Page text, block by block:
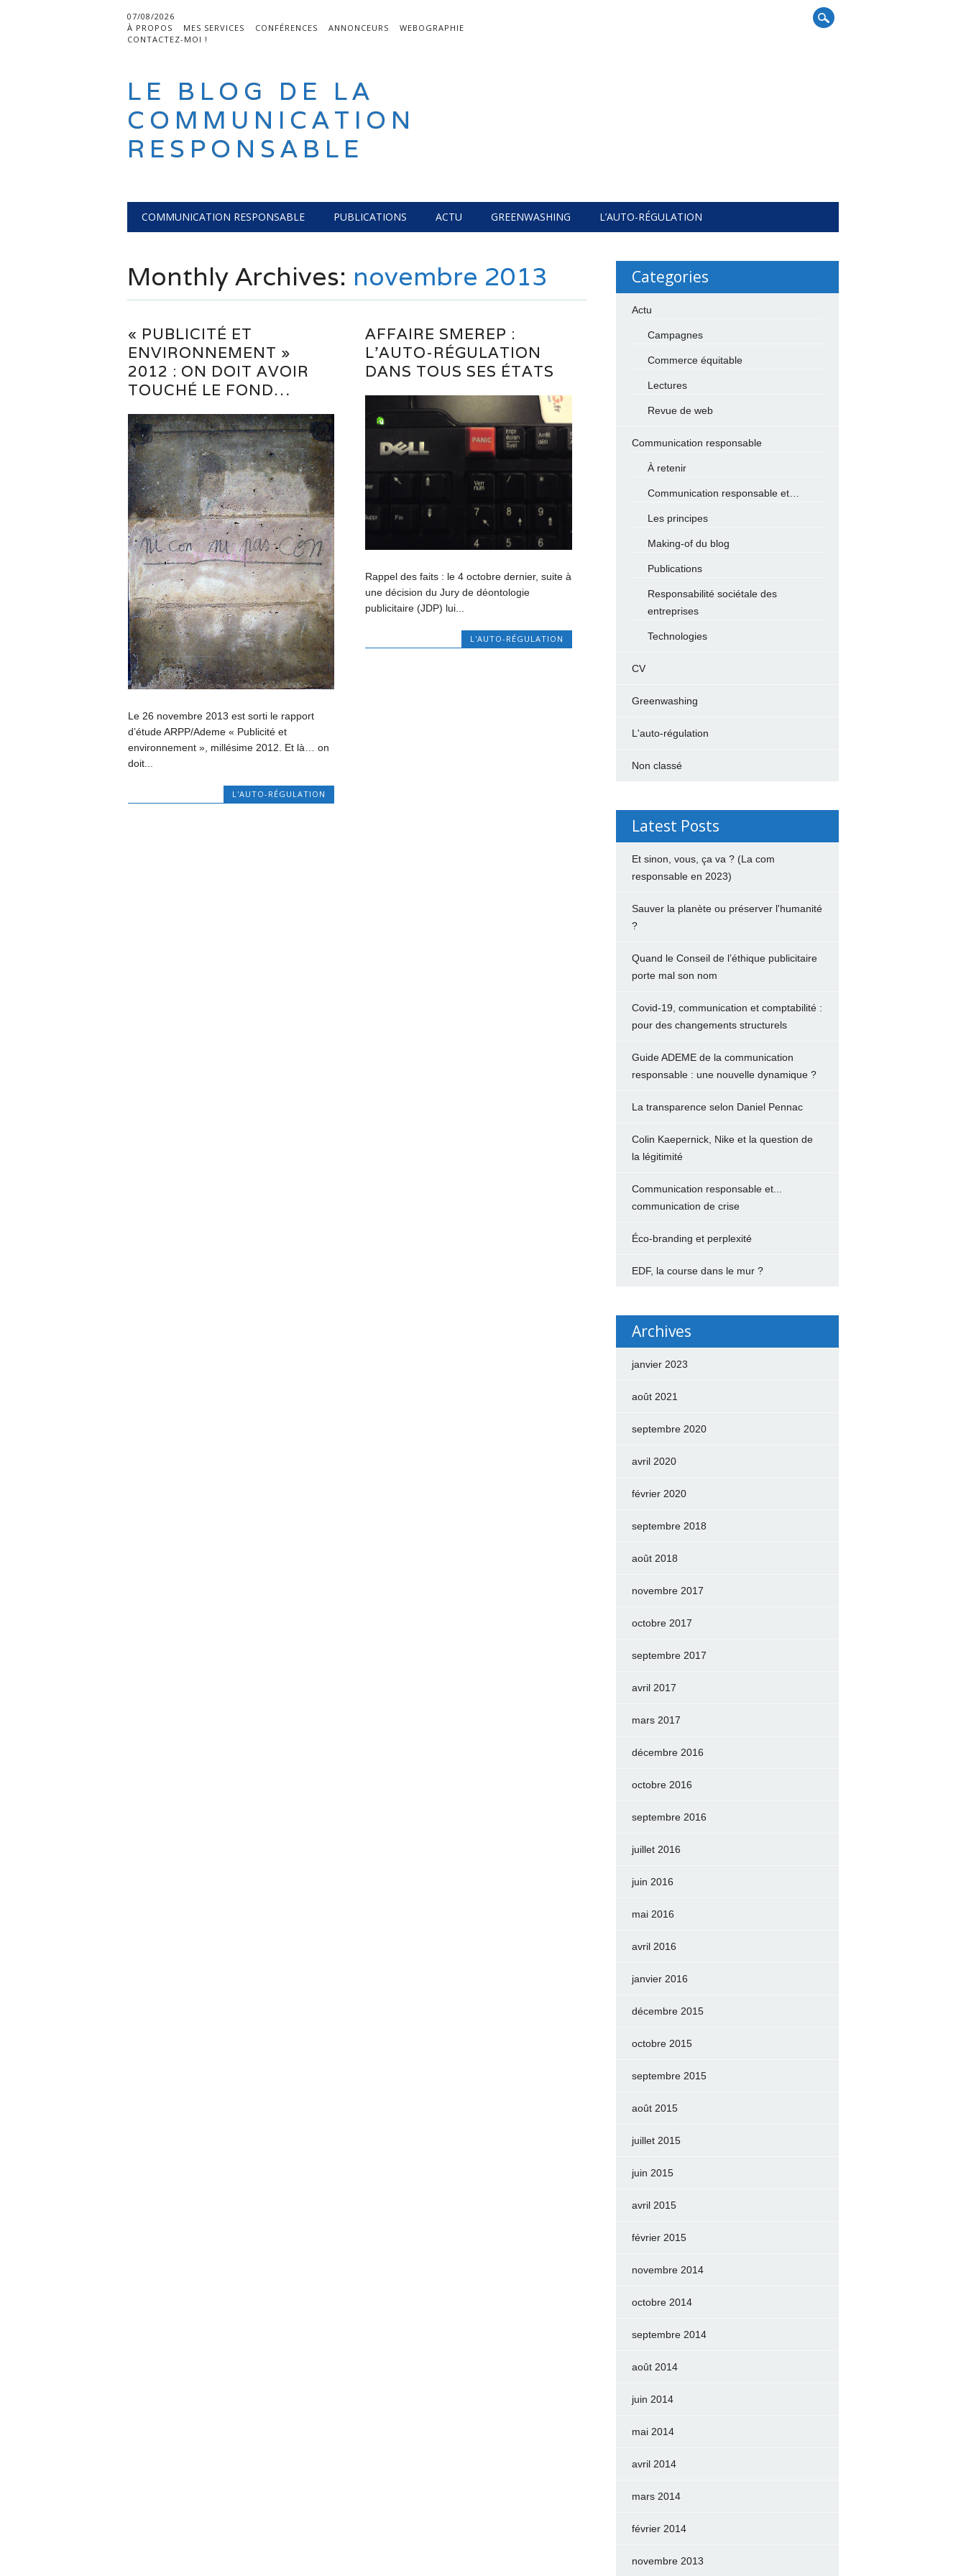
07/08/2026
À PROPOS
MES SERVICES CONFÉRENCES ANNONCEURS
WEBOGRAPHIE
CONTACTEZ-MOI !
LE BLOG DE LA
COMMUNICATION
RESPONSABLE
Main menu
COMMUNICATION RESPONSABLE PUBLICATIONS ACTU GREENWASHING L’AUTO-RÉGULATION
Monthly Archives: novembre 2013
« PUBLICITÉ ET
ENVIRONNEMENT »
2012 : ON DOIT AVOIR
TOUCHÉ LE FOND…
Le 26 novembre 2013 est sorti le rapport
d’étude ARPP/Ademe « Publicité et
environnement », millésime 2012. Et là… on
doit...
L'AUTO-RÉGULATION
AFFAIRE SMEREP :
L’AUTO-RÉGULATION
DANS TOUS SES ÉTATS
Rappel des faits : le 4 octobre dernier, suite à
une décision du Jury de déontologie
publicitaire (JDP) lui...
L'AUTO-RÉGULATION
Categories
Actu
Campagnes
Commerce équitable
Lectures
Revue de web
Communication responsable
À retenir
Communication responsable et…
Les principes
Making-of du blog
Publications
Responsabilité sociétale des
entreprises
Technologies
CV
Greenwashing
L'auto-régulation
Non classé
Latest Posts
Et sinon, vous, ça va ? (La com
responsable en 2023)
Sauver la planète ou préserver l'humanité
?
Quand le Conseil de l’éthique publicitaire
porte mal son nom
Covid-19, communication et comptabilité :
pour des changements structurels
Guide ADEME de la communication
responsable : une nouvelle dynamique ?
La transparence selon Daniel Pennac
Colin Kaepernick, Nike et la question de
la légitimité
Communication responsable et...
communication de crise
Éco-branding et perplexité
EDF, la course dans le mur ?
Archives
janvier 2023
août 2021
septembre 2020
avril 2020
février 2020
septembre 2018
août 2018
novembre 2017
octobre 2017
septembre 2017
avril 2017
mars 2017
décembre 2016
octobre 2016
septembre 2016
juillet 2016
juin 2016
mai 2016
avril 2016
janvier 2016
décembre 2015
octobre 2015
septembre 2015
août 2015
juillet 2015
juin 2015
avril 2015
février 2015
novembre 2014
octobre 2014
septembre 2014
août 2014
juin 2014
mai 2014
avril 2014
mars 2014
février 2014
novembre 2013